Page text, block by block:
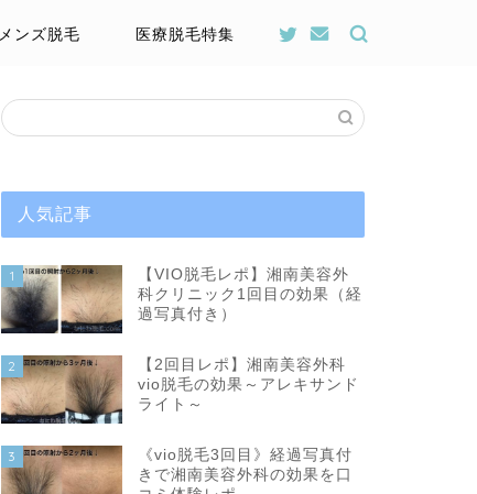
メンズ脱毛 医療脱毛特集
人気記事
1
【VIO脱毛レポ】湘南美容外
科クリニック1回目の効果（経
過写真付き）
2
【2回目レポ】湘南美容外科
vio脱毛の効果～アレキサンド
ライト～
3
《vio脱毛3回目》経過写真付
きで湘南美容外科の効果を口